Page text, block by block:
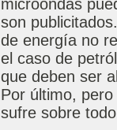
microondas
son
de energía no
el caso de
que deben ser
Por último,
sufre sobre